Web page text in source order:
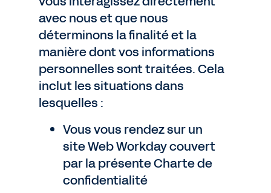
avec nous et que nous
déterminons la finalité et la
manière dont vos informations
personnelles sont traitées. Cela
inclut les situations dans
lesquelles :
Vous vous rendez sur un
site Web Workday couvert
par la présente Charte de
confidentialité